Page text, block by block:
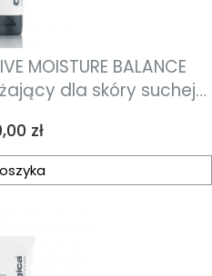
MOISTURE BALANCE
dla skóry suchej
zł